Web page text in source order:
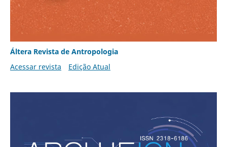
Áltera Revista de Antropologia
Acessar revista
Edição Atual